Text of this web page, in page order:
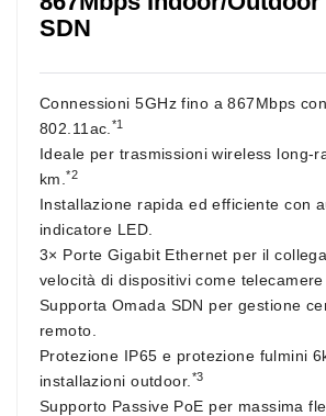
SDN
Connessioni 5GHz fino a 867Mbps
802.11ac. *1
Ideale per trasmissioni wireless long-
km .*2
Installazione rapida ed efficiente con
indicatore LED.
3× Porte Gigabit Ethernet per il
velocità di dispositivi come telecamere
Supporta Omada SDN per gestione
remoto.
Protezione IP65 e protezione fulmini
installazioni outdoor. *3
Supporto Passive PoE per massima